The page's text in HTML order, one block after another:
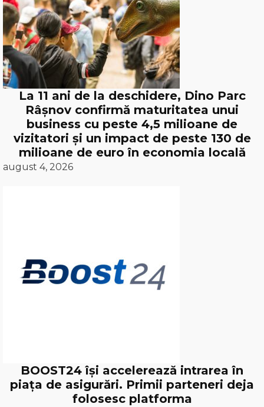
La 11 ani de la deschidere, Dino Parc
Râșnov confirmă maturitatea unui
business cu peste 4,5 milioane de
vizitatori și un impact de peste 130 de
milioane de euro în economia locală
august 4, 2026
BOOST24 își accelerează intrarea în
piața de asigurări. Primii parteneri deja
folosesc platforma